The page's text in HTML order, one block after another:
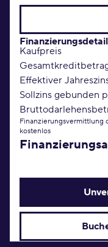
Kaufpreis
Effektiver
Sollzins gebunden
Finanzierungsvermittlung
kostenlos